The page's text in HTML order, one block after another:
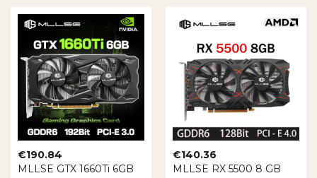
€190.84
MLLSE GTX 1660Ti 6GB
€140.36
MLLSE RX 5500 8 GB